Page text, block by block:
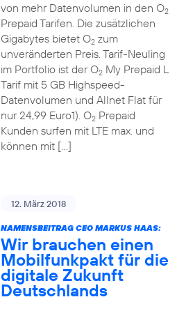
von mehr Datenvolumen in den O2
Prepaid Tarifen. Die zusätzlichen
Gigabytes bietet O2zum
unveränderten Preis. Tarif-Neuling
im Portfolio ist der O2My Prepaid L
Tarif mit 5 GB Highspeed-
Datenvolumen und Allnet Flat für
nur 24,99 Euro1). O2Prepaid
Kunden surfen mit LTE max. und
können mit […]
12. März 2018
NAMENSBEITRAG CEO MARKUS HAAS:
Wir brauchen einen
Mobilfunkpakt für die
digitale Zukunft
Deutschlands